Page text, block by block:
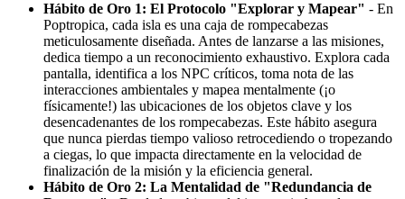
Hábito de Oro 1: El Protocolo "Explorar y Mapear" - En
Poptropica, cada isla es una caja de rompecabezas
meticulosamente diseñada. Antes de lanzarse a las misiones,
dedica tiempo a un reconocimiento exhaustivo. Explora cada
pantalla, identifica a los NPC críticos, toma nota de las
interacciones ambientales y mapea mentalmente (¡o
físicamente!) las ubicaciones de los objetos clave y los
desencadenantes de los rompecabezas. Este hábito asegura
que nunca pierdas tiempo valioso retrocediendo o tropezando
a ciegas, lo que impacta directamente en la velocidad de
finalización de la misión y la eficiencia general.
Hábito de Oro 2: La Mentalidad de "Redundancia de